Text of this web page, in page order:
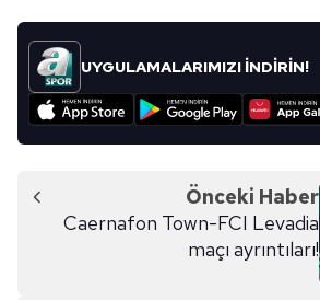
UYGULAMALARIMIZI İNDİRİN!
Önceki Haber
Caernafon Town-FCI Levadia
maçı ayrıntıları!